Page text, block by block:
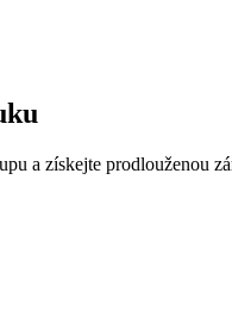
a získejte prodlouženou